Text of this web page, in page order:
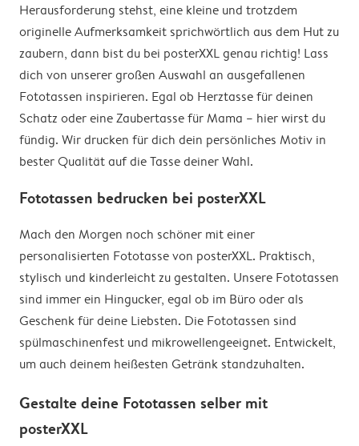
Herausforderung stehst, eine kleine und trotzdem
originelle Aufmerksamkeit sprichwörtlich aus dem Hut zu
zaubern, dann bist du bei posterXXL genau richtig! Lass
dich von unserer großen Auswahl an ausgefallenen
Fototassen inspirieren. Egal ob Herztasse für deinen
Schatz oder eine Zaubertasse für Mama – hier wirst du
fündig. Wir drucken für dich dein persönliches Motiv in
bester Qualität auf die Tasse deiner Wahl.
Fototassen bedrucken bei posterXXL
Mach den Morgen noch schöner mit einer
personalisierten Fototasse von posterXXL. Praktisch,
stylisch und kinderleicht zu gestalten. Unsere Fototassen
sind immer ein Hingucker, egal ob im Büro oder als
Geschenk für deine Liebsten. Die Fototassen sind
spülmaschinenfest und mikrowellengeeignet. Entwickelt,
um auch deinem heißesten Getränk standzuhalten.
Gestalte deine Fototassen selber mit
posterXXL